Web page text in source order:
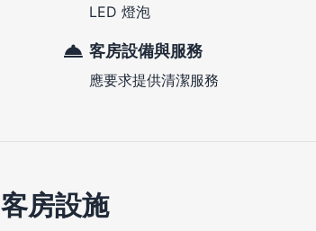
LED 燈泡
客房設備與服務
應要求提供清潔服務
客房設施